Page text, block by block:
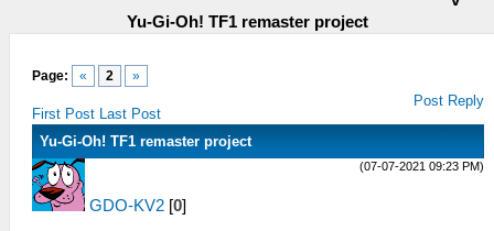
Yu-Gi-Oh! TF1 remaster project
Page: « 2 »
First Post Last Post
Post Reply
Yu-Gi-Oh! TF1 remaster project
(07-07-2021 09:23 PM)
GDO-KV2 [0]